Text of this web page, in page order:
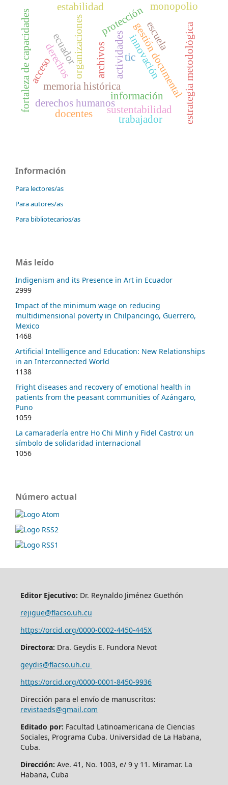
gestión documental
archivos
memoria histórica
organizaciones
información
protección
ecuador actividades estrategia metodológica
tic
derechos humanos
fortaleza de capacidades
sustentabilidad
trabajador
derechos
estabilidad
innovación
docentes
escuela
monopolio
acceso
Información
Para lectores/as
Para autores/as
Para bibliotecarios/as
Más leído
Indigenism and its Presence in Art in Ecuador
2999
Impact of the minimum wage on reducing
multidimensional poverty in Chilpancingo, Guerrero,
Mexico
1468
Artificial Intelligence and Education: New Relationships
in an Interconnected World
1138
Fright diseases and recovery of emotional health in
patients from the peasant communities of Azángaro,
Puno
1059
La camaradería entre Ho Chi Minh y Fidel Castro: un
símbolo de solidaridad internacional
1056
Número actual
Editor Ejecutivo: Dr. Reynaldo Jiménez Guethón
rejigue@flacso.uh.cu
https://orcid.org/0000-0002-4450-445X
Directora: Dra. Geydis E. Fundora Nevot
geydis@flacso.uh.cu
https://orcid.org/0000-0001-8450-9936
Dirección para el envío de manuscritos:
revistaeds@gmail.com
Editado por: Facultad Latinoamericana de Ciencias
Sociales, Programa Cuba. Universidad de La Habana,
Cuba.
Dirección: Ave. 41, No. 1003, e/ 9 y 11. Miramar. La
Habana, Cuba